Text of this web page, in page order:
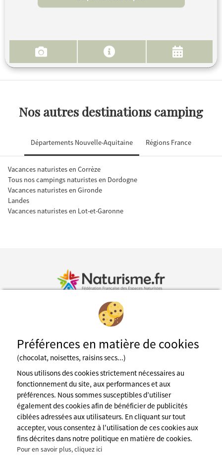
Nos autres destinations camping
Départements Nouvelle-Aquitaine Régions France
Vacances naturistes en Corrèze
Tous nos campings naturistes en Dordogne
Vacances naturistes en Gironde
Landes
Vacances naturistes en Lot-et-Garonne
Inscription à la newsletter
Fédération des espaces naturistes
Mentions légales
CGU du site
Cookies
Charte de confidentialité
Espace presse
A propos de nous
contact@naturisme.fr
Nos partenaires
Préférences en matière de cookies
(chocolat, noisettes, raisins secs...)
Nous utilisons des cookies strictement nécessaires au
fonctionnement du site, aux performances et aux
préférences. Nous sommes susceptibles d’utiliser
également des cookies afin de bénéficier de publicités
ciblées adressées aux utilisateurs. En cliquant sur tout
accepter, vous consentez à l'utilisation de ces cookies aux
fins décrites dans notre politique en matière de cookies.
Pour en savoir plus, cliquez ici